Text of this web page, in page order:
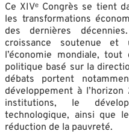
Ce XIVᵉ Congrès se tient
les transformations
des dernières
croissance soutenue et
l’économie mondiale,
politique basé sur la
débats portent
développement à
institutions, le
technologique, ainsi que
réduction de la pauvreté.